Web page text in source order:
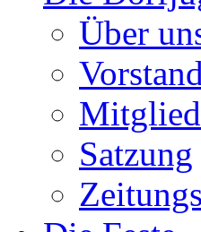
Über
Vorstand
Satzung